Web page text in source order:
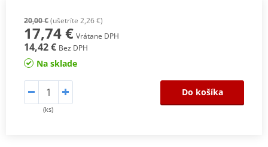
20,00 €(ušetríte 2,26 €)
17,74 € Vrátane DPH
14,42 € Bez DPH
Na sklade
(ks)
Do košíka